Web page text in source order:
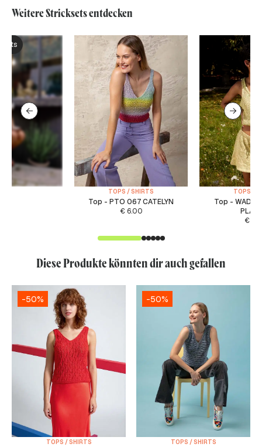
Weitere Stricksets entdecken
TOPS / SHIRTS
Top - PTO 067 CATELYN
€6.00
TOPS /
Top - WAD
€
Diese Produkte könnten dir auch gefallen
-50%
TOPS / SHIRTS
-50%
TOPS / SHIRTS